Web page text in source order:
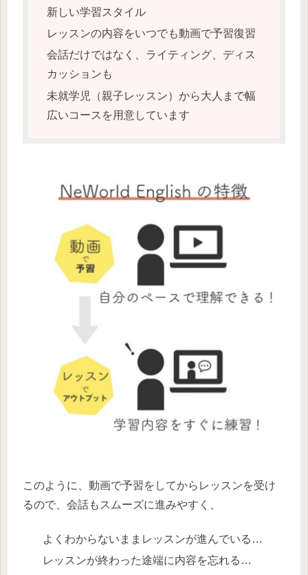
新しい学習スタイル
レッスンの内容をいつでも動画で予習復習
会話だけではなく、ライティング、ディス
カッションも
未就学児（親子レッスン）から大人まで幅
広いコースを用意しています
このように、動画で予習をしてからレッスンを受け
るので、会話もスムーズに進みやすく、
よくわからないままレッスンが進んでいる…
レッスンが終わった途端に内容を忘れる…